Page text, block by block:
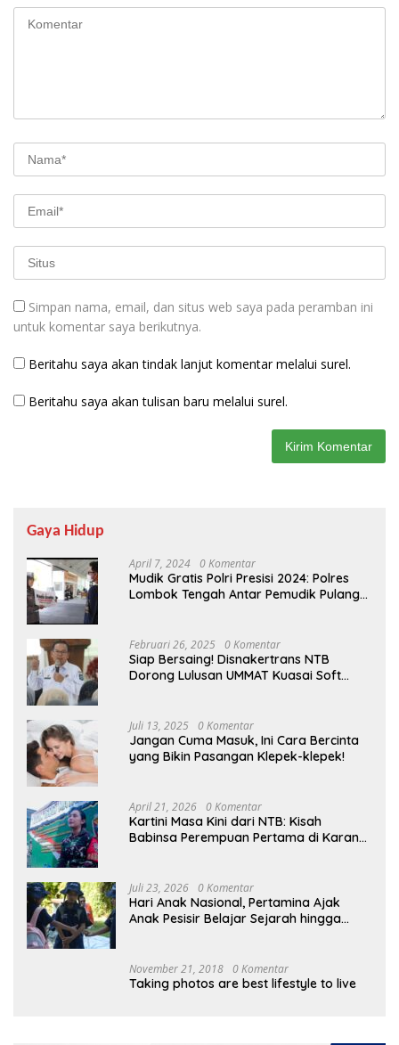
Simpan nama, email, dan situs web saya pada peramban ini
untuk komentar saya berikutnya.
Beritahu saya akan tindak lanjut komentar melalui surel.
Beritahu saya akan tulisan baru melalui surel.
Gaya Hidup
April 7, 2024 0 Komentar
Mudik Gratis Polri Presisi 2024: Polres
Lombok Tengah Antar Pemudik Pulang
Februari 26, 2025 0 Komentar
Siap Bersaing! Disnakertrans NTB
Dorong Lulusan UMMAT Kuasai Soft
Juli 13, 2025 0 Komentar
Jangan Cuma Masuk, Ini Cara Bercinta
yang Bikin Pasangan Klepek-klepek!
April 21, 2026 0 Komentar
Kartini Masa Kini dari NTB: Kisah
Babinsa Perempuan Pertama di Karang
Juli 23, 2026 0 Komentar
Hari Anak Nasional, Pertamina Ajak
Anak Pesisir Belajar Sejarah hingga
November 21, 2018 0 Komentar
Taking photos are best lifestyle to live